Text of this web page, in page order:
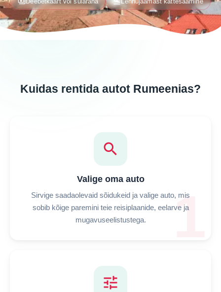
Kuidas rentida autot Rumeenias?
1
search
Valige oma auto
Sirvige saadaolevaid sõidukeid ja valige auto, mis
sobib kõige paremini teie reisiplaanide, eelarve ja
mugavuseelistustega.
tune